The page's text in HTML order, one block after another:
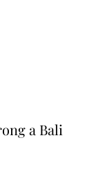
a Bali